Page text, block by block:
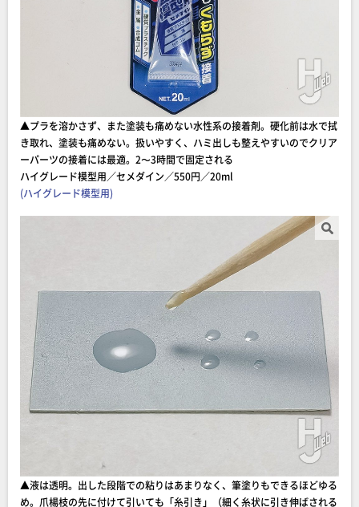
▲プラを溶かさず、また塗装も痛めない水性系の接着剤。硬化前は水で拭
き取れ、塗装も痛めない。扱いやすく、ハミ出しも整えやすいのでクリア
ーパーツの接着には最適。2〜3時間で固定される
ハイグレード模型用／セメダイン／550円／20ml
(ハイグレード模型用)
▲液は透明。出した段階での粘りはあまりなく、筆塗りもできるほどゆる
め。爪楊枝の先に付けて引いても「糸引き」（細く糸状に引き伸ばされる